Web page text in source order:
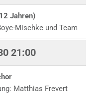
Jahren)
Mischke und Team
21:00
Matthias Frevert